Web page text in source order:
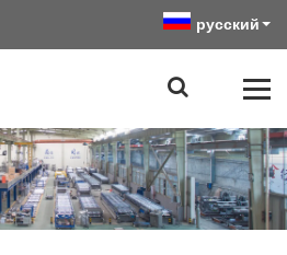
русский